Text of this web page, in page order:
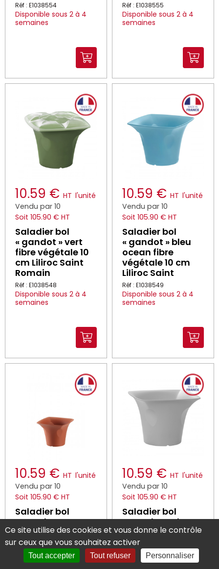
Réf : E1038554
Disponible sous 2 à 4
semaines
Réf : E1038555
Disponible sous 2 à 4
semaines
10.59 € HT l'unité
Vendu par 10
Soit 105.90 € HT
Saladier bol
« gandot » vert
fibre végétale 10
cm Liliroc Saint
Romain
Réf : E1038548
Disponible sous 2 à 4
semaines
10.59 € HT l'unité
Vendu par 10
Soit 105.90 € HT
Saladier bol
« gandot » bleu
ocean fibre
végétale 10 cm
Liliroc Saint
Réf : E1038549
Disponible sous 2 à 4
semaines
10.59 € HT l'unité
Vendu par 10
Soit 105.90 € HT
Saladier bol
« gandot »
terracotta fibre
végétale 10 cm
Liliroc Saint
Réf : E1038550
10.59 € HT l'unité
Vendu par 10
Soit 105.90 € HT
Saladier bol
« gandot » Blanc
Coton fibre
végétale 10 cm
Liliroc Saint
Réf : E1038551
Ce site utilise des cookies et vous donne le contrôle
sur ceux que vous souhaitez activer
Tout accepter Tout refuser Personnaliser